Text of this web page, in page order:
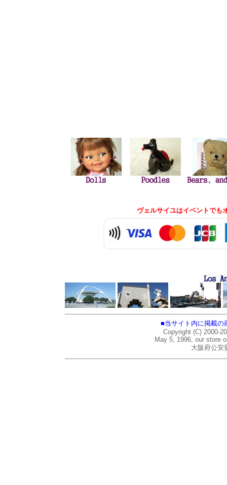
ヴェルサイユはイベントでも
■当サイト内に掲載の
Copyright (C) 2000-
May 5, 1996, our store
大阪府公